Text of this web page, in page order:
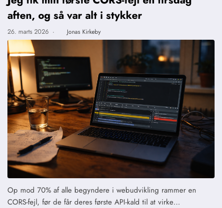
aften, og så var alt i stykker
26. marts 2026 · Jonas Kirkeby
Op mod 70% af alle begyndere i webudvikling rammer en
CORS-fejl, før de får deres første API-kald til at virke…